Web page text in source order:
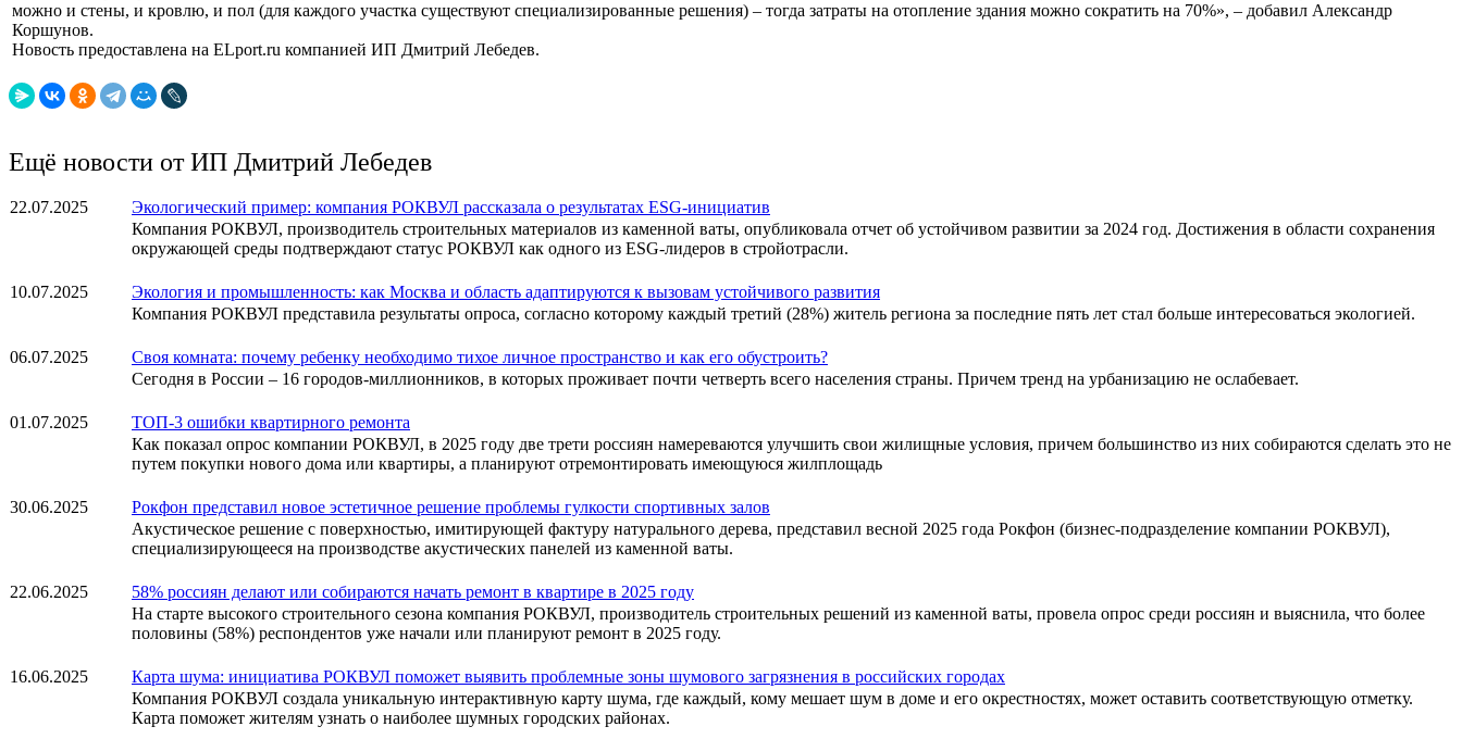
можно и стены, и кровлю, и пол (для каждого участка существуют специализированные решения) – тогда затраты на отопление здания можно сократить на 70%», – добавил Александр
Коршунов.
Новость предоставлена на ELport.ru компанией ИП Дмитрий Лебедев.
Ещё новости от ИП Дмитрий Лебедев
22.07.2025
Экологический пример: компания РОКВУЛ рассказала о результатах ESG-инициатив
Компания РОКВУЛ, производитель строительных материалов из каменной ваты, опубликовала отчет об устойчивом развитии за 2024 год. Достижения в области сохранения
окружающей среды подтверждают статус РОКВУЛ как одного из ESG-лидеров в стройотрасли.
10.07.2025
Экология и промышленность: как Москва и область адаптируются к вызовам устойчивого развития
Компания РОКВУЛ представила результаты опроса, согласно которому каждый третий (28%) житель региона за последние пять лет стал больше интересоваться экологией.
06.07.2025
Своя комната: почему ребенку необходимо тихое личное пространство и как его обустроить?
Сегодня в России – 16 городов-миллионников, в которых проживает почти четверть всего населения страны. Причем тренд на урбанизацию не ослабевает.
01.07.2025
ТОП-3 ошибки квартирного ремонта
Как показал опрос компании РОКВУЛ, в 2025 году две трети россиян намереваются улучшить свои жилищные условия, причем большинство из них собираются сделать это не
путем покупки нового дома или квартиры, а планируют отремонтировать имеющуюся жилплощадь
30.06.2025
Рокфон представил новое эстетичное решение проблемы гулкости спортивных залов
Акустическое решение с поверхностью, имитирующей фактуру натурального дерева, представил весной 2025 года Рокфон (бизнес-подразделение компании РОКВУЛ),
специализирующееся на производстве акустических панелей из каменной ваты.
22.06.2025
58% россиян делают или собираются начать ремонт в квартире в 2025 году
На старте высокого строительного сезона компания РОКВУЛ, производитель строительных решений из каменной ваты, провела опрос среди россиян и выяснила, что более
половины (58%) респондентов уже начали или планируют ремонт в 2025 году.
16.06.2025
Карта шума: инициатива РОКВУЛ поможет выявить проблемные зоны шумового загрязнения в российских городах
Компания РОКВУЛ создала уникальную интерактивную карту шума, где каждый, кому мешает шум в доме и его окрестностях, может оставить соответствующую отметку.
Карта поможет жителям узнать о наиболее шумных городских районах.